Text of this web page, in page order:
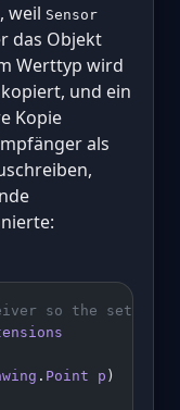
weil Sensor
das Objekt
Werttyp wird
und ein
Kopie
als
so the setter
. Point p )